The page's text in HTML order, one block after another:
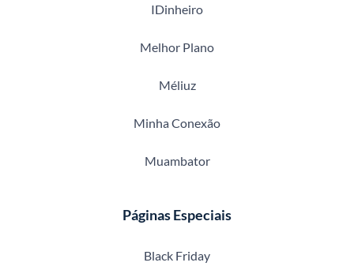
IDinheiro
Melhor Plano
Méliuz
Minha Conexão
Muambator
Páginas Especiais
Black Friday